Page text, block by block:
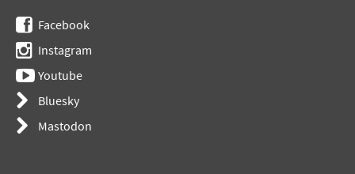
Facebook
Instagram
Youtube
Bluesky
Mastodon